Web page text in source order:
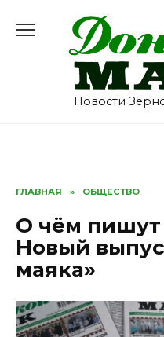
содержанию
Новости
ГЛАВНАЯ » ОБЩЕСТВО
О чём
Новый
маяка»